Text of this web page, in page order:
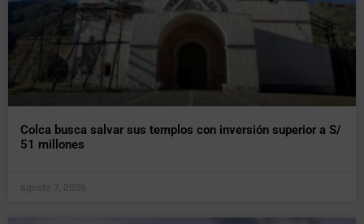
Colca busca salvar sus templos con inversión superior a S/
51 millones
agosto 7, 2026